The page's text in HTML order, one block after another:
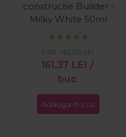
constructie Builder -
Milky White 50ml
161,37 LEI /
buc
PRP: 163,00 LEI
Adauga in cos